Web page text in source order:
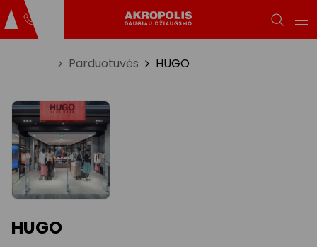
Parduotuvės HUGO
HUGO